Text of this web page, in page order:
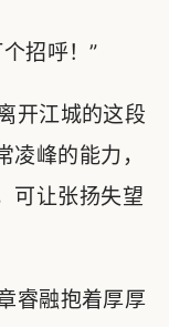
招呼！”
开江城的这段
峰的能力，
可让张扬失望
睿融抱着厚厚